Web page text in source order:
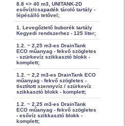
8.8 <> 40 m3, UNITANK-2D
esővíz/csapadék tároló tartály -
lépésálló tetővel;
1. Levegőztető buborék tartály
Kegyedi rendszerhez - 125 liter;
1.2. ~ 2,25 m3-es DrainTank
ECO műanyag - fekvő szögletes
- szürkevíz szikkasztó blokk -
komplett;
1.2. ~ 2,2 m3-es DrainTank ECO
műanyag - fekvő szögletes -
tisztított szennyvíz / szürkevíz
szikkasztó blokk - komplett;
1.2. ~ 2,25 m3-es DrainTank
ECO műanyag - fekvő szögletes
- esővíz szikkasztó blokk -
komplett;